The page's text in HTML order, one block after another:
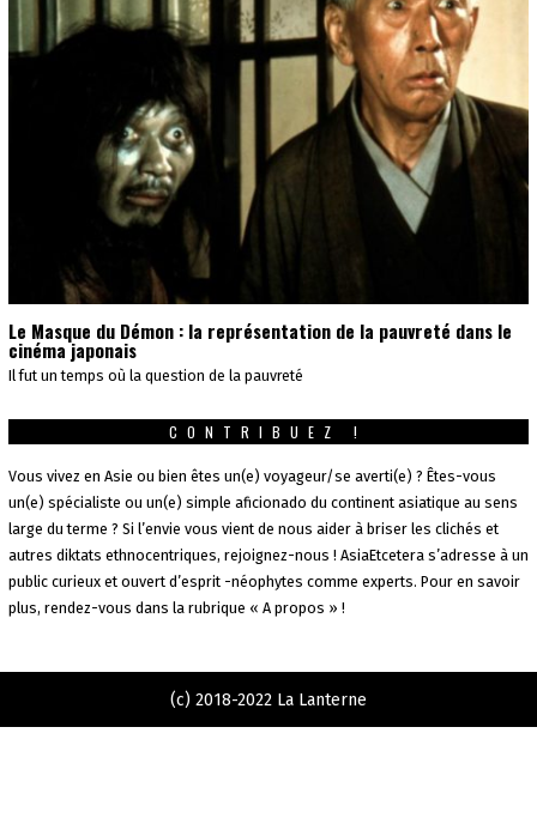
Le Masque du Démon : la représentation de la pauvreté dans le
cinéma japonais
Il fut un temps où la question de la pauvreté
CONTRIBUEZ !
Vous vivez en Asie ou bien êtes un(e) voyageur/se averti(e) ? Êtes-vous
un(e) spécialiste ou un(e) simple aficionado du continent asiatique au sens
large du terme ? Si l’envie vous vient de nous aider à briser les clichés et
autres diktats ethnocentriques, rejoignez-nous ! AsiaEtcetera s’adresse à un
public curieux et ouvert d’esprit -néophytes comme experts. Pour en savoir
plus, rendez-vous dans la rubrique « A propos » !
(c) 2018-2022 La Lanterne